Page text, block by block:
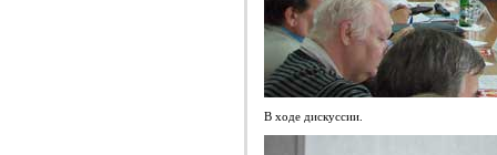
В ходе дискуссии.